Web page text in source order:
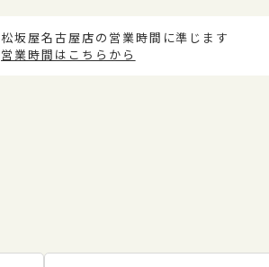
松坂屋名古屋店の営業時間に準じます
営業時間はこちらから